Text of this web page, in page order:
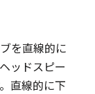
を直線的に
ッドスピー
直線的に下